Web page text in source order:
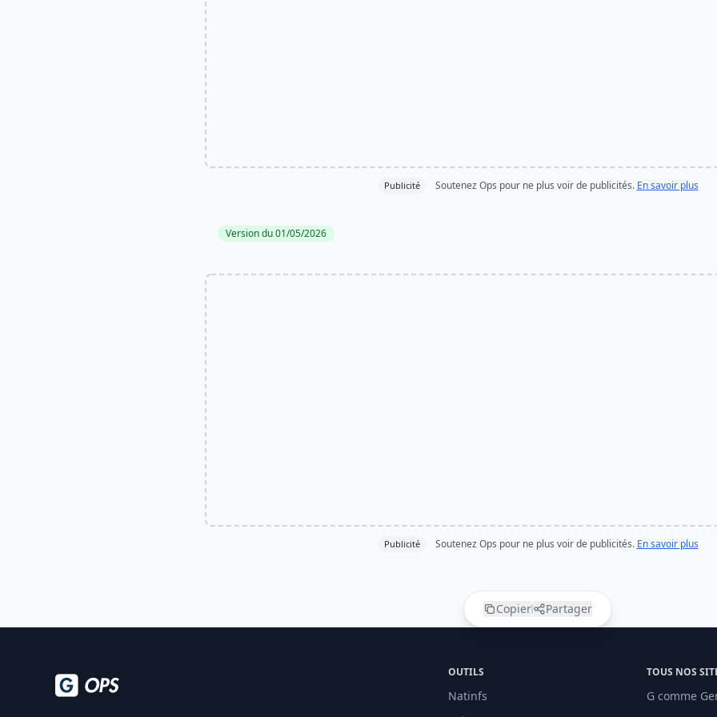
Publicité Soutenez Ops pour ne plus voir de publicités. En savoir plus
Version du 01/05/2026
Publicité Soutenez Ops pour ne plus voir de publicités. En savoir plus
Copier Partager
OUTILS
Natinfs
TOUS NOS
G comme